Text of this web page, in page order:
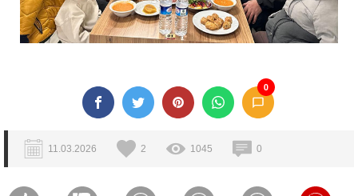
0
11.03.2026 2 1045 0